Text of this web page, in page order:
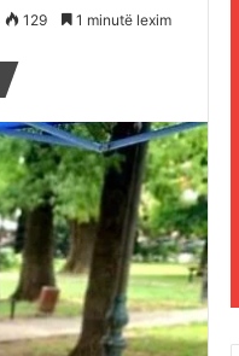
129 1 minutë lexim